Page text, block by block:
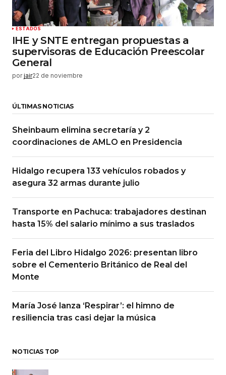
ESTADOS
IHE y SNTE entregan propuestas a
supervisoras de Educación Preescolar
General
por jair22 de noviembre
ÚLTIMAS NOTICIAS
Sheinbaum elimina secretaría y 2
coordinaciones de AMLO en Presidencia
Hidalgo recupera 133 vehículos robados y
asegura 32 armas durante julio
Transporte en Pachuca: trabajadores destinan
hasta 15% del salario mínimo a sus traslados
Feria del Libro Hidalgo 2026: presentan libro
sobre el Cementerio Británico de Real del
Monte
María José lanza ‘Respirar’: el himno de
resiliencia tras casi dejar la música
NOTICIAS TOP